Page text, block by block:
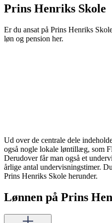
Prins Henriks Skole
Er du ansat på Prins Henriks
løn og pension her.
Ud over de centrale dele
også nogle lokale løntillæg, som
Derudover får man også et
årlige antal undervisningstimer.
Prins Henriks Skole herunder.
Lønnen på Prins